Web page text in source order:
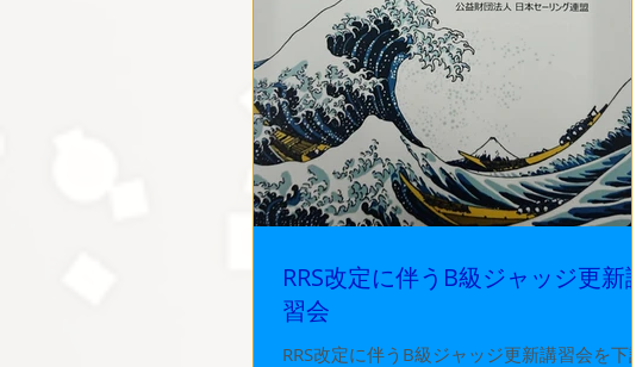
RRS改定に伴うB級ジャッジ更新講
習会
RRS改定に伴うB級ジャッジ更新講習会を下記